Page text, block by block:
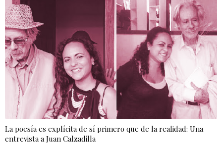
La poesía es explícita de sí primero que de la realidad: Una
entrevista a Juan Calzadilla